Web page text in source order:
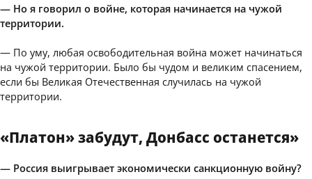
— Но я говорил о войне, которая начинается на чужой
территории.
— По уму, любая освободительная война может начинаться
на чужой территории. Было бы чудом и великим спасением,
если бы Великая Отечественная случилась на чужой
территории.
«Платон» забудут, Донбасс останется»
— Россия выигрывает экономически санкционную войну?